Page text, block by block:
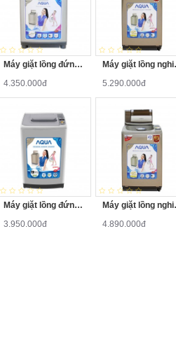
Tiện ích
giặt Có sấy Chống
XUẤT XỨ & BẢO HÀNH
tại
Trung Quốc
Năm ra
mắt
Bảo
hành
Máy giặt lồng đứng Aqua AQW-S80KT 8kg
4.350.000đ
Máy giặt
5.290.000đ
Máy giặt lồng đứng Aqua AQW-S70KT 7kg
3.950.000đ
Máy giặt
4.890.000đ